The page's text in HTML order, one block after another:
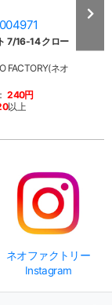
7/16-14 クロー
FACTORY(ネオ
240円
以上
ム
ネオファクトリー
Instagram